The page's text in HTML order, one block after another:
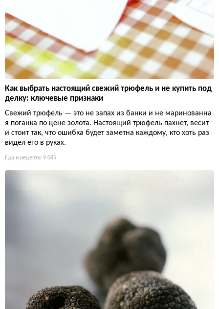
Как выбрать настоящий свежий трюфель и не купить под
делку: ключевые признаки
Свежий трюфель — это не запах из банки и не маринованна
я поганка по цене золота. Настоящий трюфель пахнет, весит
и стоит так, что ошибка будет заметна каждому, кто хоть раз
видел его в руках.
Еда и рецепты 9 085